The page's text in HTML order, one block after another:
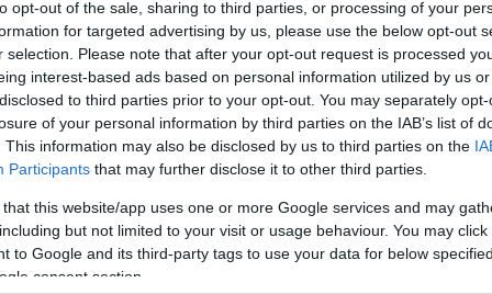
opt-out of the sale, sharing to third parties, or processing of your
for targeted advertising by us, please use the below opt-out
selection. Please note that after your opt-out request is processed
interest-based ads based on personal information utilized by us
to third parties prior to your opt-out. You may separately
of your personal information by third parties on the IAB’s list of
This information may also be disclosed by us to third parties on the
Participants that may further disclose it to other third parties.
that this website/app uses one or more Google services and may
but not limited to your visit or usage behaviour. You may
to Google and its third-party tags to use your data for below
consent section.
átvételekor felidézte, Kálmán Imre csodálatos örökségét
Magyarországon egy kicsit ódzkodnak a műfajtól, "talán
operettfalu az elmúlt több mint egy évtizedben megmutatta,
felkerült a világ térképére, hiszen még ausztrál lakói is
jönnek Hollandiából, Németországból, Ausztriából,
kézművesek várják az érdeklődőket. A négyórás gála